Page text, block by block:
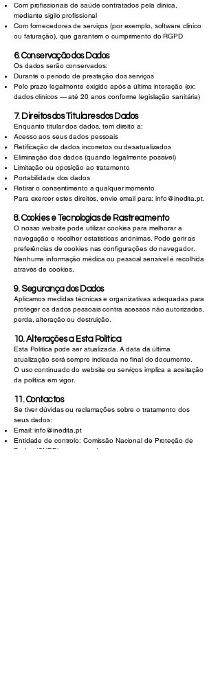
Com profissionais de saúde contratados pela clínica,
mediante sigilo profissional
Com fornecedores de serviços (por exemplo, software clínico
ou faturação), que garantem o cumprimento do RGPD
6. Conservação dos Dados
Os dados serão conservados:
Durante o período de prestação dos serviços
Pelo prazo legalmente exigido após a última interação (ex:
dados clínicos — até 20 anos conforme legislação sanitária)
7. Direitos dos Titulares dos Dados
Enquanto titular dos dados, tem direito a:
Acesso aos seus dados pessoais
Retificação de dados incorretos ou desatualizados
Eliminação dos dados (quando legalmente possível)
Limitação ou oposição ao tratamento
Portabilidade dos dados
Retirar o consentimento a qualquer momento
Para exercer estes direitos, envie email para: info@inedita.pt.
8. Cookies e Tecnologias de Rastreamento
O nosso website pode utilizar cookies para melhorar a
navegação e recolher estatísticas anónimas. Pode gerir as
preferências de cookies nas configurações do navegador.
Nenhuma informação médica ou pessoal sensível é recolhida
através de cookies.
9. Segurança dos Dados
Aplicamos medidas técnicas e organizativas adequadas para
proteger os dados pessoais contra acessos não autorizados,
perda, alteração ou destruição.
10. Alterações a Esta Política
Esta Política pode ser atualizada. A data da última
atualização será sempre indicada no final do documento.
O uso continuado do website ou serviços implica a aceitação
da política em vigor.
11. Contactos
Se tiver dúvidas ou reclamações sobre o tratamento dos
seus dados:
Email: info@inedita.pt
Entidade de controlo: Comissão Nacional de Proteção de
Dados (CNPD) –
www.cnpd.pt